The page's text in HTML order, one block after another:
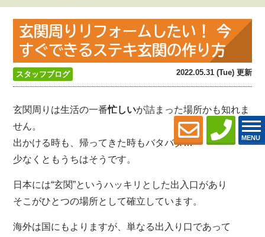
MENU
玄関周りリフォームしたい！ 今
すぐできるステキ玄関の作り方
スタッフブログ 2022.05.31 (Tue) 更新
玄関周りは生活の一番忙しいが詰まった場所かも知れま
せん。
出かける時も、帰ってきた時もバタバタ…
少なくともうちはそうです。
日本には“玄関”というハッキリとした出入口があり
そこがひとつの場所として確立しています。
海外は国にもよりますが、単なる出入り口であって